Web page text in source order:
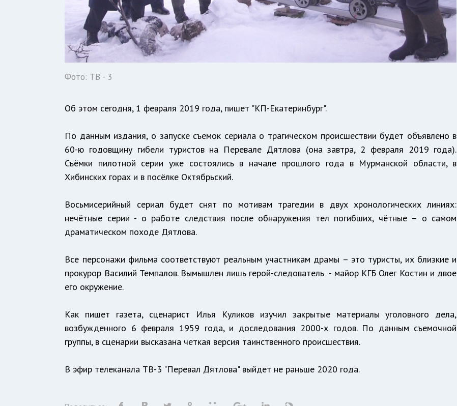
Фото: ТВ - 3
Об этом сегодня, 1 февраля 2019 года, пишет "КП-Екатеринбург".
По данным издания, о запуске съемок сериала о трагическом происшествии будет объявлено в
60-ю годовщину гибели туристов на Перевале Дятлова (она завтра, 2 февраля 2019 года).
Съёмки пилотной серии уже состоялись в начале прошлого года в Мурманской области, в
Хибинских горах и в посёлке Октябрьский.
Восьмисерийный сериал будет снят по мотивам трагедии в двух хронологических линиях:
нечётные серии - о работе следствия после обнаружения тел погибших, чётные – о самом
драматическом походе Дятлова.
Все персонажи фильма соответствуют реальным участникам драмы – это туристы, их близкие и
прокурор Василий Темпалов. Вымышлен лишь герой-следователь - майор КГБ Олег Костин и двое
его окружение.
Как пишет газета, сценарист Илья Куликов изучил закрытые материалы уголовного дела,
возбужденного 6 февраля 1959 года, и доследования 2000-х годов. По данным съемочной
группы, в сценарии высказана четкая версия таинственного происшествия.
В эфир телеканала ТВ-3 "Перевал Дятлова" выйдет не раньше 2020 года.